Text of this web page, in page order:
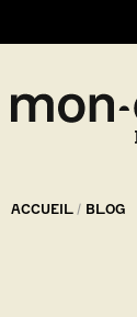
ACCUEIL BLOG